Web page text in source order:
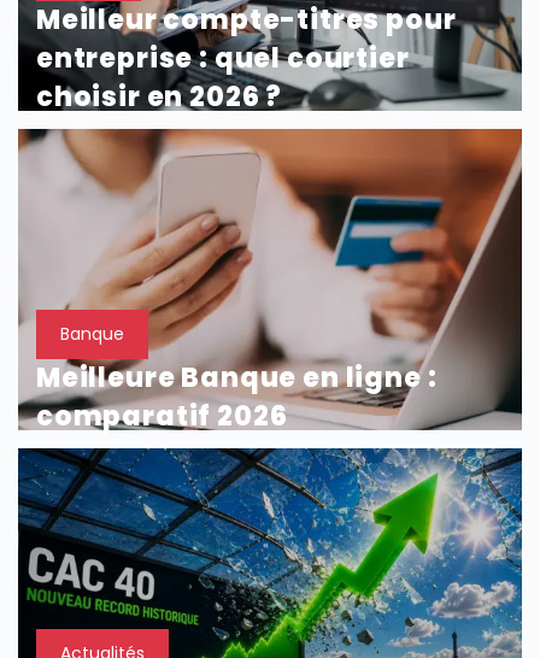
Meilleur compte-titres pour
entreprise : quel courtier
choisir en 2026 ?
Banque
Meilleure Banque en ligne :
comparatif 2026